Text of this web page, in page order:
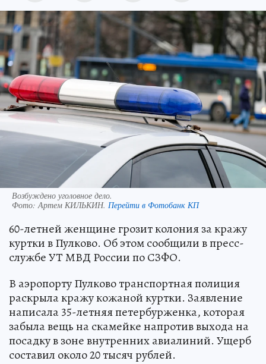
Возбуждено уголовное дело.
Фото:Артем КИЛЬКИН. Перейти в Фотобанк КП
60-летней женщине грозит колония за кражу
куртки в Пулково. Об этом сообщили в пресс-
службе УТ МВД России по СЗФО.
В аэропорту Пулково транспортная полиция
раскрыла кражу кожаной куртки. Заявление
написала 35-летняя петербурженка, которая
забыла вещь на скамейке напротив выхода на
посадку в зоне внутренних авиалиний. Ущерб
составил около 20 тысяч рублей.